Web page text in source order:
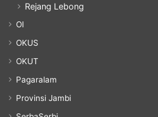
Rejang Lebong
OI
OKUS
OKUT
Pagaralam
Provinsi Jambi